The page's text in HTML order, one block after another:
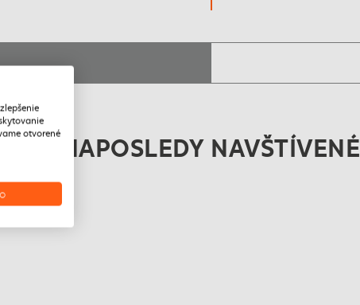
NAPOSLEDY NAVŠTÍVENÉ
otvorené